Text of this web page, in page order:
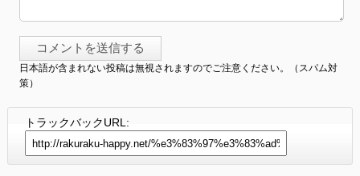
日本語が含まれない投稿は無視されますのでご注意ください。（スパム対
策）
トラックバックURL: